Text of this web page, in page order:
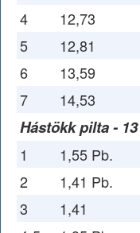
4 12,73
5 12,81
6 13,59
7 14,53
Hástökk pilta -
1 1,55 Pb.
2 1,41 Pb.
3 1,41